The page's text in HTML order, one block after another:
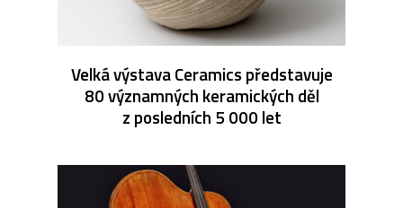
Velká výstava Ceramics představuje
80 významných keramických děl
z posledních 5 000 let